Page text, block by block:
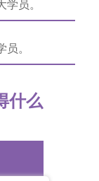
员。
。
什么